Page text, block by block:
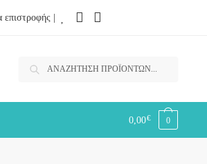
επιστροφής |
Αναζήτηση
Αναζήτηση
0,00€ 0